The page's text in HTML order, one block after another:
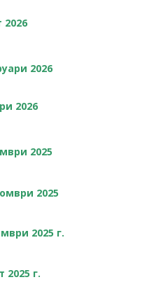
2026
2026
2025
2025
2025 г.
2025 г.